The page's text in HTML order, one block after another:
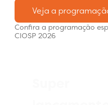
Veja a
Confira a programação
CIOSP 2026